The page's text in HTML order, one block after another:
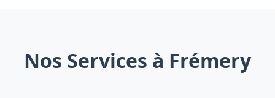
Nos Services à Frémery